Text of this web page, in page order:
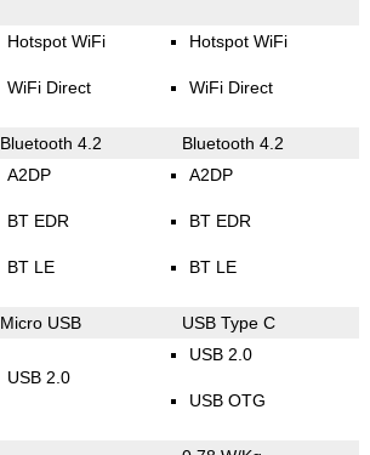
Hotspot WiFi
WiFi Direct
Hotspot WiFi
WiFi Direct
Bluetooth 4.2 Bluetooth 4.2
A2DP
BT EDR
BT LE
A2DP
BT EDR
BT LE
Micro USB USB Type C
USB 2.0
USB 2.0
USB OTG